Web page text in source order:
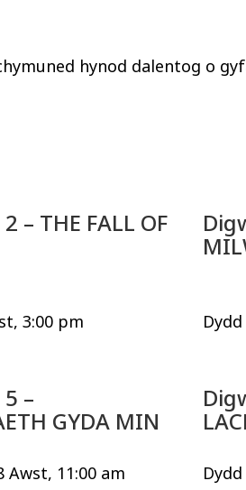
hynod dalentog o
– THE FALL OF
3:00 pm
–
GYDA MIN
Awst, 11:00 am